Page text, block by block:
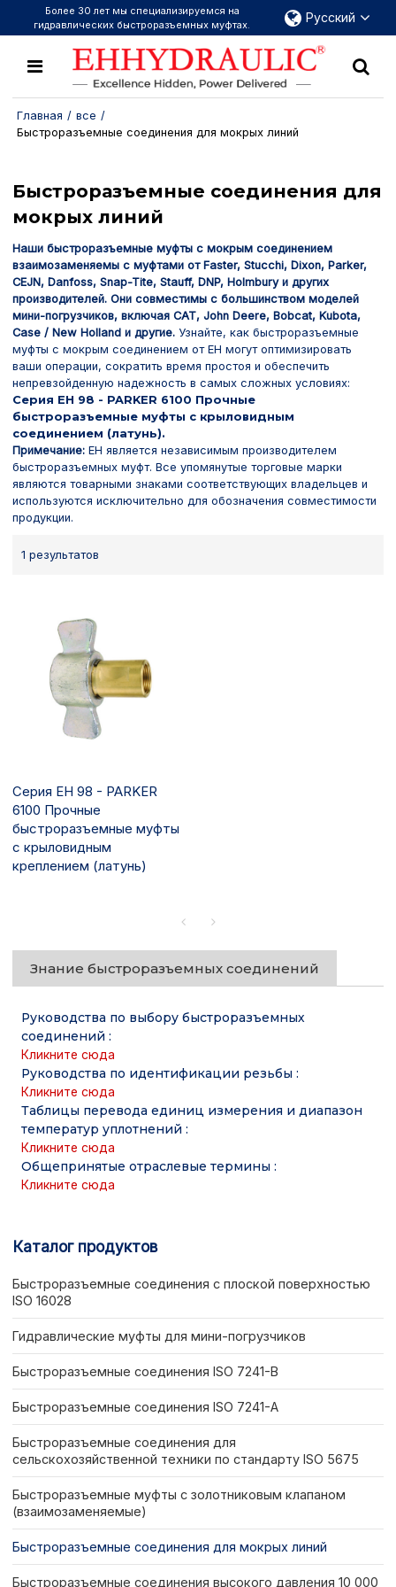
Более 30 лет мы специализируемся на
гидравлических быстроразъемных муфтах.
Русский
Главная / все /
Быстроразъемные соединения для мокрых линий
Быстроразъемные соединения для
мокрых линий
Наши быстроразъемные муфты с мокрым соединением
взаимозаменяемы с муфтами от Faster, Stucchi, Dixon, Parker,
CEJN, Danfoss, Snap-Tite, Stauff, DNP, Holmbury и других
производителей. Они совместимы с большинством моделей
мини-погрузчиков, включая CAT, John Deere, Bobcat, Kubota,
Case / New Holland и другие. Узнайте, как быстроразъемные
муфты с мокрым соединением от EH могут оптимизировать
ваши операции, сократить время простоя и обеспечить
непревзойденную надежность в самых сложных условиях:
Серия EH 98 - PARKER 6100 Прочные
быстроразъемные муфты с крыловидным
соединением (латунь).
Примечание: EH является независимым производителем
быстроразъемных муфт. Все упомянутые торговые марки
являются товарными знаками соответствующих владельцев и
используются исключительно для обозначения совместимости
продукции.
1 результатов
Серия EH 98 - PARKER
6100 Прочные
быстроразъемные муфты
с крыловидным
креплением (латунь)
Знание быстроразъемных соединений
Руководства по выбору быстроразъемных
соединений:
Кликните сюда
Руководства по идентификации резьбы:
Кликните сюда
Таблицы перевода единиц измерения и диапазон
температур уплотнений:
Кликните сюда
Общепринятые отраслевые термины:
Кликните сюда
Каталог продуктов
Быстроразъемные соединения с плоской поверхностью
ISO 16028
Гидравлические муфты для мини-погрузчиков
Быстроразъемные соединения ISO 7241-B
Быстроразъемные соединения ISO 7241-A
Быстроразъемные соединения для
сельскохозяйственной техники по стандарту ISO 5675
Быстроразъемные муфты с золотниковым клапаном
(взаимозаменяемые)
Быстроразъемные соединения для мокрых линий
Быстроразъемные соединения высокого давления 10 000